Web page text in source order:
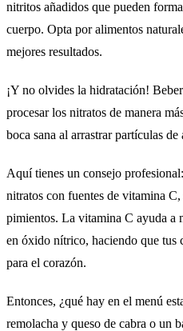
nitritos añadidos que pueden
cuerpo. Opta por alimentos
mejores resultados.
¡Y no olvides la hidratación!
procesar los nitratos de manera
boca sana al arrastrar partículas
Aquí tienes un consejo
nitratos con fuentes de vitamina
pimientos. La vitamina C ayuda a
en óxido nítrico, haciendo que tus
para el corazón.
Entonces, ¿qué hay en el menú
remolacha y queso de cabra o un